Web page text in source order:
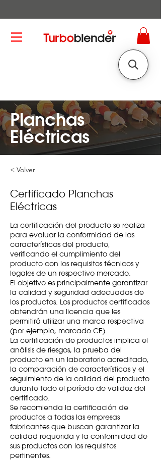
Planchas
Eléctricas
< Volver
Certificado Planchas
Eléctricas
La certificación del producto se realiza
para evaluar la conformidad de las
características del producto,
verificando el cumplimiento del
producto con los requisitos técnicos y
legales de un respectivo mercado.
El objetivo es principalmente garantizar
la calidad y seguridad adecuadas de
los productos. Los productos certificados
obtendrán una licencia que les
permitirá utilizar una marca respectiva
(por ejemplo, marcado CE).
La certificación de productos implica el
análisis de riesgos, la prueba del
producto en un laboratorio acreditado,
la comparación de características y el
seguimiento de la calidad del producto
durante todo el período de validez del
certificado.
Se recomienda la certificación de
productos a todas las empresas
fabricantes que buscan garantizar la
calidad requerida y la conformidad de
sus productos con los requisitos
pertinentes.